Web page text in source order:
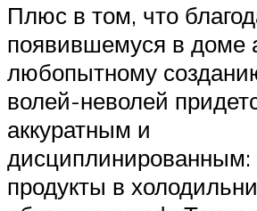
Плюс в том, что
появившемуся в доме
любопытному
волей-неволей
аккуратным и
дисциплинированным:
продукты в